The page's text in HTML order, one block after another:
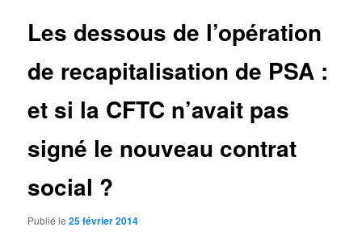
Les dessous de l’opération
de recapitalisation de PSA :
et si la CFTC n’avait pas
signé le nouveau contrat
social ?
Publié le25 février 2014